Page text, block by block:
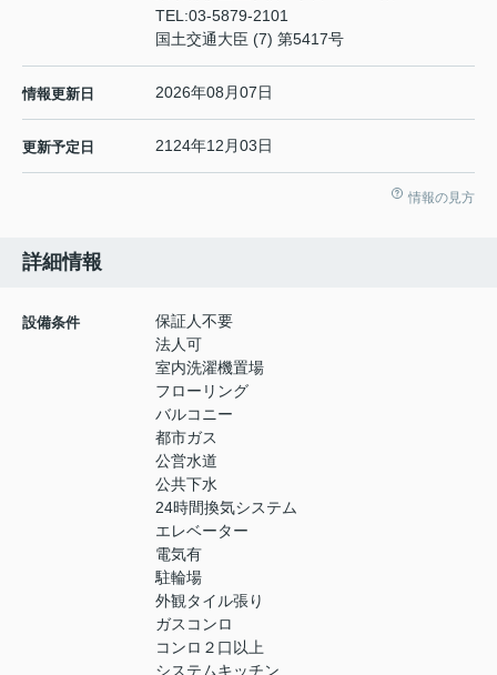
TEL:03-5879-2101
国土交通大臣 (7) 第5417号
情報更新日 2026年08月07日
更新予定日 2124年12月03日
情報の見方
詳細情報
設備条件
保証人不要
法人可
室内洗濯機置場
フローリング
バルコニー
都市ガス
公営水道
公共下水
24時間換気システム
エレベーター
電気有
駐輪場
外観タイル張り
ガスコンロ
コンロ２口以上
システムキッチン